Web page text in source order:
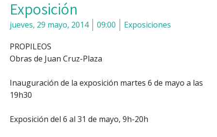
Exposición
jueves, 29 mayo, 2014 09:00 Exposiciones
PROPILEOS
Obras de Juan Cruz-Plaza
Inauguración de la exposición martes 6 de mayo a las
19h30
Exposición del 6 al 31 de mayo, 9h-20h